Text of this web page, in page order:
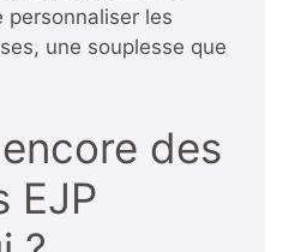
les
une souplesse que
des
EJP